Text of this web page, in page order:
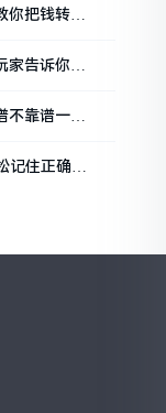
你把钱转进
家告诉你几
不靠谱一文
记住正确发